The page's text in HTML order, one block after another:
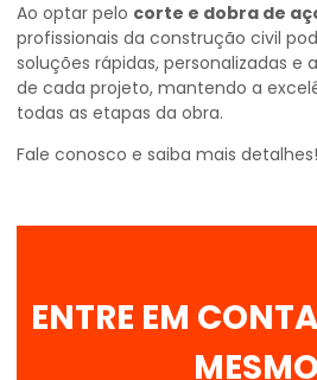
Ao optar pelo corte e dobra de
profissionais da construção civil
soluções rápidas, personalizadas e
de cada projeto, mantendo a
todas as etapas da obra.
Fale conosco e saiba mais detalhes!
ENTRE EM